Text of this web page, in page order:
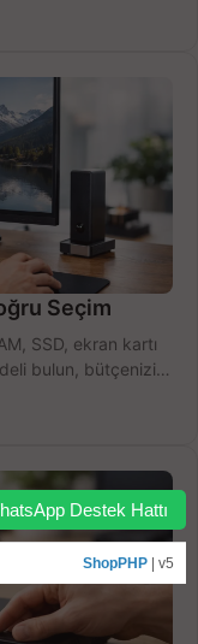
Seçim
SSD, ekran kartı
bulun, bütçenizi
Destek Hattı
ShopPHP | v5